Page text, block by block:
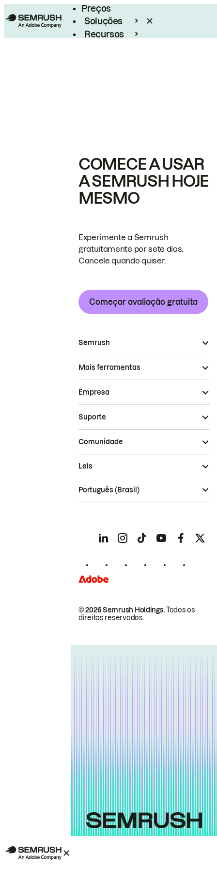
Preços
Soluções
Recursos
COMECE A USAR
A SEMRUSH HOJE
MESMO
Experimente a Semrush
gratuitamente por sete dias.
Cancele quando quiser.
Começar avaliação gratuita
Semrush
Mais ferramentas
Empresa
Suporte
Comunidade
© 2026 Semrush Holdings.Todos os
direitos reservados.
Leis
Português (Brasil)